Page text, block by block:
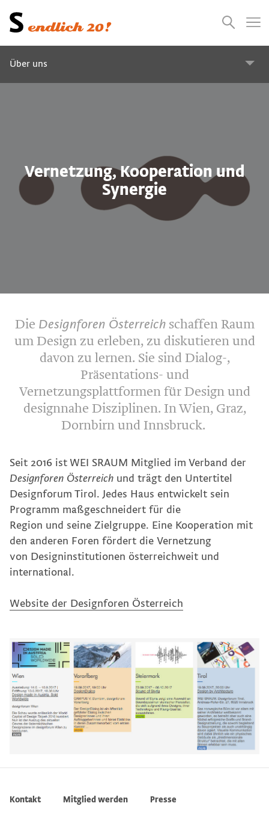
Presse
Videos
Suchen
Über uns
Green Event Location
Team
Vernetzung, Kooperation und
Synergie
Die Designforen Österreichschaffen Raum
um Design zu erleben, zu diskutieren und
davon zu lernen. Sie sind Dialog-,
Präsentations- und
Vernetzungsplattformen für Design und
designnahe Disziplinen. In Wien, Graz,
Dornbirn und Innsbruck.
Seit 2016 ist WEI SRAUM Mitglied im Verband der
Designforen Österreich und trägt den Untertitel
Designforum Tirol. Jedes Haus entwickelt sein
Programm maßgeschneidert für die
Region und seine Zielgruppe. Eine Kooperation mit
den anderen Foren fördert die Vernetzung
von Designinstitutionen österreichweit und
international.
Website der Designforen Österreich
Kontakt Mitglied werden Presse